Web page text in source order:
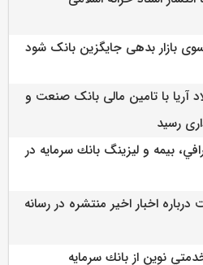
سوی بازار بدهی جایگزین بانک شود
آریا با تامین مالی بانک صنعت و
رسید
بيمه و ليزينگ بانك سرمايه در
درباره اخبار اخیر منتشره در رسانه
نوين از بانك سرمايه